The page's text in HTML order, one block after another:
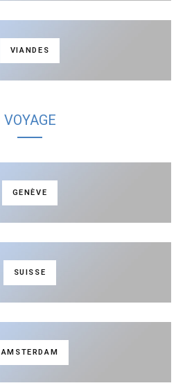
VIANDES
VOYAGE
GENÈVE
SUISSE
AMSTERDAM